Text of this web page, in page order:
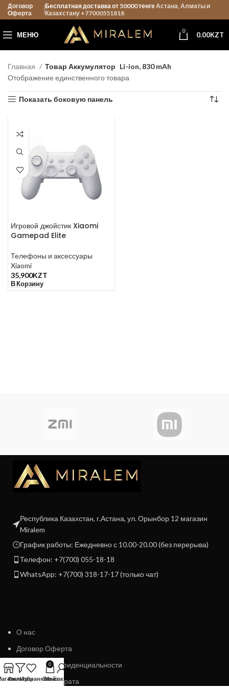
Договор
Оферта
Бесплатная доставка от 50000 тенгеАстана, Алматы и
Казахстану +77000551818
МЕНЮ 0 0.00KZT
Главная Товар Аккумулятор Li-ion, 830 mAh
Отображение единственного товара
Показать боковую панель
Игровой джойстик Xiaomi
Gamepad Elite
Телефоны и аксессуары
Xiaomi
35,900KZT
В Корзину
Республика Казахстан, г.Астана, ул. Орынбор 12 магазин
Miralem
График работы: Ежедневно с 10.00-20.00 (без перерыва)
Телефон: +7(700) 055-18-18
WhatsApp: +7(700) 318-17-17 (только чат)
О нас
Договор Оферта
Политика конфиденциальности
Политика возврата
ФильтрыИзбранное
0
Заказ
Мой аккаунт